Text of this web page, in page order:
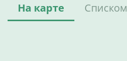
На карте Списком